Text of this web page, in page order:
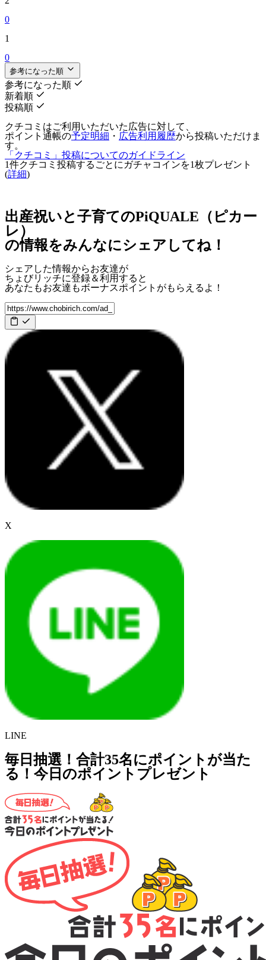
0
1
0
参考になった順
参考になった順
新着順
投稿順
クチコミはご利用いただいた広告に対して、
ポイント通帳の予定明細 ・ 広告利用履歴から投稿いただけま
す。
「クチコミ」投稿についてのガイドライン
1件クチコミ投稿するごとに ガチャコインを1枚プレゼント
(詳細)
出産祝いと子育てのPiQUALE（ピカー
レ）
の情報をみんなにシェアしてね！
シェアした情報からお友達が
ちょびリッチに登録＆利用すると
あなたもお友達もボーナスポイント がもらえるよ！
X
LINE
毎日抽選！合計35名にポイントが当た
る！今日のポイントプレゼント